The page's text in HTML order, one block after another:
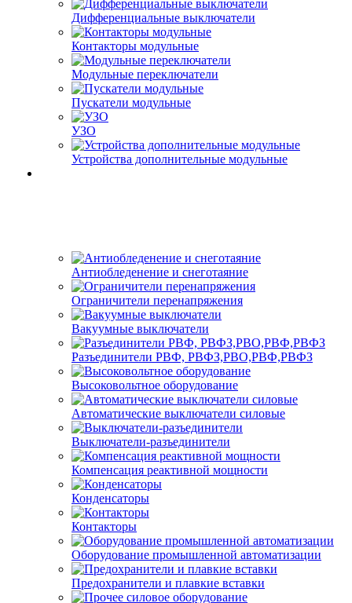
Дифференциальные выключатели
Контакторы модульные
Модульные переключатели
Пускатели модульные
УЗО
Устройства дополнительные модульные
Антиобледенение и снеготаяние
Ограничители перенапряжения
Вакуумные выключатели
Разъединители РВФ, РВФЗ,РВО,РВФ,РВФЗ
Высоковольтное оборудование
Автоматические выключатели cиловые
Выключатели-разъединители
Компенсация реактивной мощности
Конденсаторы
Контакторы
Оборудование промышленной автоматизации
Предохранители и плавкие вставки